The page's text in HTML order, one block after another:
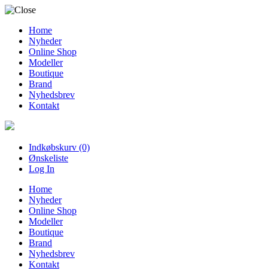
Home
Nyheder
Online Shop
Modeller
Boutique
Brand
Nyhedsbrev
Kontakt
Indkøbskurv (0)
Ønskeliste
Log In
Home
Nyheder
Online Shop
Modeller
Boutique
Brand
Nyhedsbrev
Kontakt